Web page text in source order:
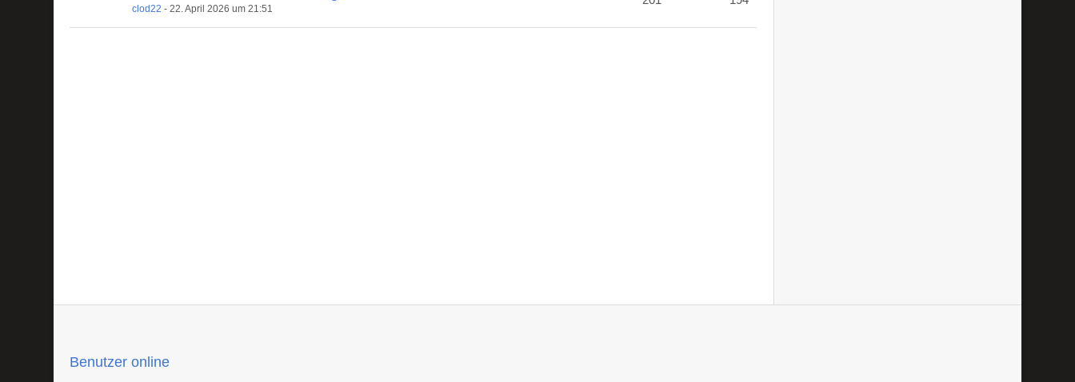
clod22 -22. April 2026 um 21:51
Benutzer online